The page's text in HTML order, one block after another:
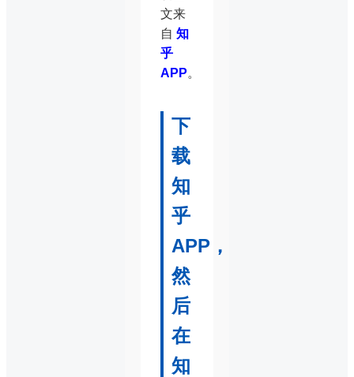
文来
自 知
乎
APP。
下
载
知
乎
APP，
然
后
在
知